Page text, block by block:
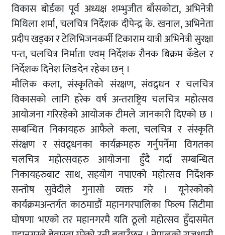
विकास बोर्डका पूर्व अध्यक्ष शम्भुजीत बाँसकोटा, अभिनेत्री
मिथिला शर्मा, चलचित्र निर्देशक दीपेन्द्र के. खनाल, अभिनेता
प्रदीप खड्का र टेलिभिजनकर्मी टिकाराम यात्री अभिनेत्री सुरक्षा
पन्त, चलचित्र निर्माता एवम् निर्देशक रौनक बिक्रम कँडेल र
निर्देशक दिनेश लिङदेन रहेका छन् ।
मौलिक कला, संस्कृतिको संरक्षण, संवद्र्धन र चलचित्र
विकासको लागि हरेक वर्ष अन्तराष्ट्रिय चलचित्र महोत्सव
आयोजना गरिरहेको आयोजक टीमले जानकारी दिएको छ ।
सम्बन्धित निकायहरु आफैले कला, चलचित्र र संस्कृति
संरक्षण र संवद्र्धनका कार्यक्रमहरु गर्नुपर्नेमा विगतका
चलचित्र महोत्सवहरु आयोजना हुँदै गर्दा सम्बन्धित
निकायहरुबाट साथ, सहयोग नपाएको महोत्सव निर्देशक
सन्तोष सुवेदीले गुनासो व्यक्त गरे । यूनेस्कोको
कार्यक्रमअन्तर्गत काठमाडौं महानगरपालिका फिल्म सिटीमा
घोषणा भएको तर महानगरमै यति ठूलो महोत्सव हुँदासमेत